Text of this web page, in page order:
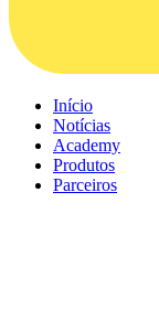
Início
Notícias
Academy
Produtos
Parceiros